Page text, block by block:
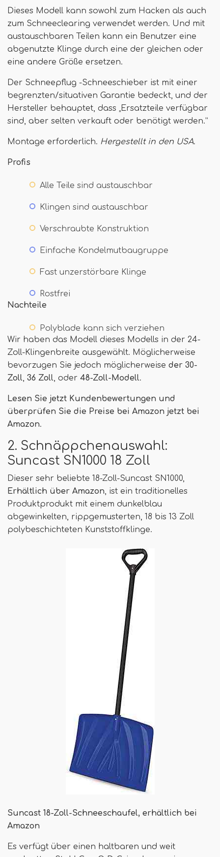
Dieses Modell kann sowohl zum Hacken als auch
zum Schneeclearing verwendet werden. Und mit
austauschbaren Teilen kann ein Benutzer eine
abgenutzte Klinge durch eine der gleichen oder
eine andere Größe ersetzen.
Der Schneepflug -Schneeschieber ist mit einer
begrenzten/situativen Garantie bedeckt, und der
Hersteller behauptet, dass „Ersatzteile verfügbar
sind, aber selten verkauft oder benötigt werden.”
Montage erforderlich. Hergestellt in den USA.
Profis
Alle Teile sind austauschbar
Klingen sind austauschbar
Verschraubte Konstruktion
Einfache Kondelmutbaugruppe
Fast unzerstörbare Klinge
Rostfrei
Nachteile
Polyblade kann sich verziehen
Wir haben das Modell dieses Modells in der 24-
Zoll-Klingenbreite ausgewählt. Möglicherweise
bevorzugen Sie jedoch möglicherweise der 30-
Zoll 36 Zoll , oder 48-Zoll-Modell.
Lesen Sie jetzt Kundenbewertungen und
überprüfen Sie die Preise bei Amazon jetzt bei
Amazon.
2. Schnäppchenauswahl:
Suncast SN1000 18 Zoll
Dieser sehr beliebte 18-Zoll-Suncast SN1000,
Erhältlich über Amazon , ist ein traditionelles
Produktprodukt mit einem dunkelblau
abgewinkelten, rippgemusterten, 18 bis 13 Zoll
polybeschichteten Kunststoffklinge.
Suncast 18-Zoll-Schneeschaufel, erhältlich bei
Amazon
Es verfügt über einen haltbaren und weit